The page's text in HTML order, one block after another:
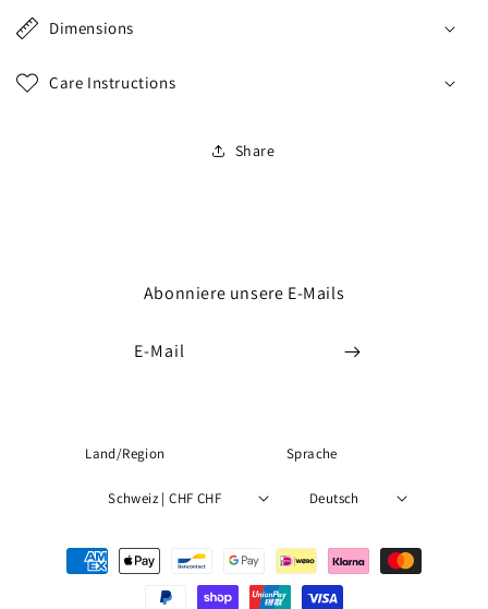
Dimensions
Care Instructions
Share
Abonniere unsere E-Mails
E-Mail
Land/Region
Schweiz | CHF CHF
Sprache
Deutsch
Zahlungsmethoden